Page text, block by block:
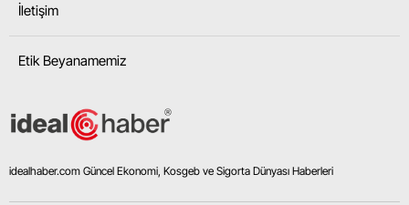
İletişim
Etik Beyanamemiz
idealhaber.com Güncel Ekonomi, Kosgeb ve Sigorta Dünyası Haberleri